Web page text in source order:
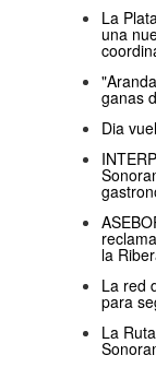
La
una
ganas
Dia
la
La red
para
La